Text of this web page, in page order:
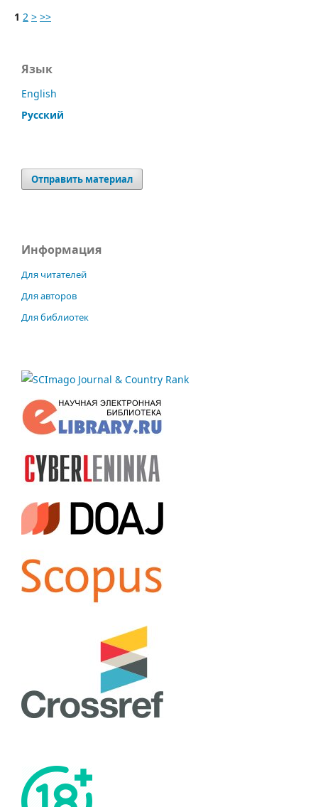
1 2 > >>
Язык
English
Русский
Отправить материал
Информация
Для читателей
Для авторов
Для библиотек